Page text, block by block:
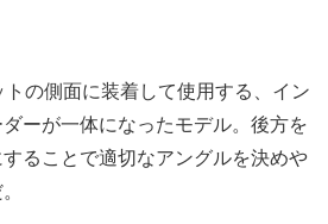
の側面に装着して使用する、イン
ーが一体になったモデル。後方を
ることで適切なアングルを決めや